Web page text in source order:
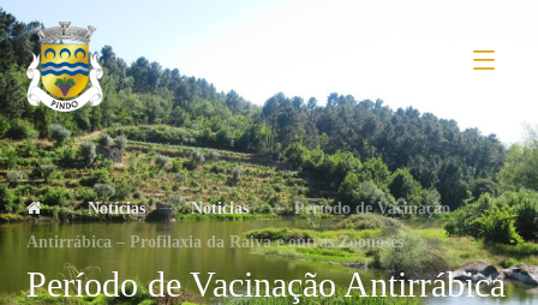
Notícias Noticias
Período de Vacinação
Antirrábica – Profilaxia da Raiva e outras Zoonoses
Período de Vacinação Antirrábica